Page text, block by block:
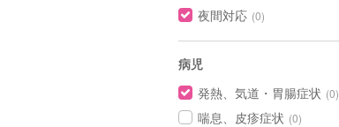
夜間対応 (0)
病児
発熱、気道・胃腸症状 (0)
喘息、皮疹症状 (0)